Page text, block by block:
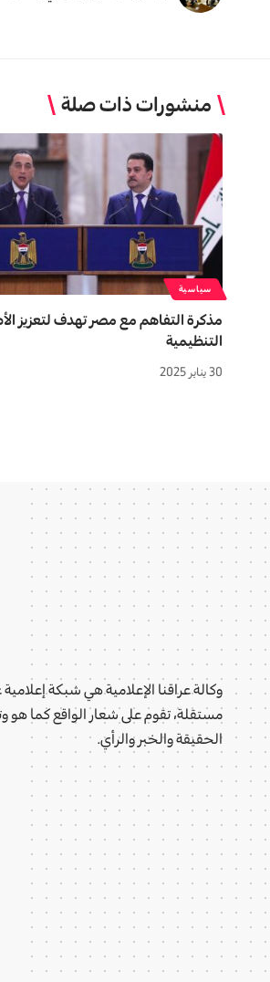
منشورات ذات صلة
سياسية
مذكرة التفاهم مع مصر تهدف لتعزيز
التنظيمية
30 يناير 2025
وكالة عراقنا الإعلامية هي شبكة إعلامية
مستقلة، تقوم على شعار الواقع كما هو
الحقيقة والخبر والرأي.